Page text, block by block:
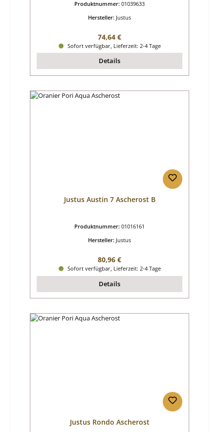
Produktnummer: 01039633
Hersteller: Justus
Regulärer Preis:
74,64 €
Sofort verfügbar, Lieferzeit: 2-4 Tage
Details
Justus Austin 7 Ascherost B
Produktnummer: 01016161
Hersteller: Justus
Regulärer Preis:
80,96 €
Sofort verfügbar, Lieferzeit: 2-4 Tage
Details
Justus Rondo Ascherost